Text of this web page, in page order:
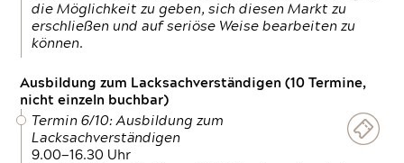
die Möglichkeit zu geben, sich diesen Markt zu
erschließen und auf seriöse Weise bearbeiten zu
können.
Ausbildung zum Lacksachverständigen (10 Termine,
nicht einzeln buchbar)
Termin 6/10: Ausbildung zum
Lacksachverständigen
9.00—16.30 Uhr